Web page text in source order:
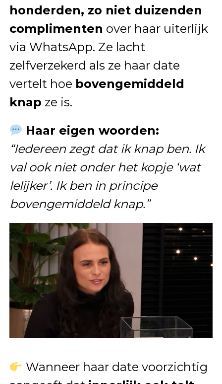
honderden, zo niet duizenden
complimenten over haar uiterlijk
via WhatsApp. Ze lacht
zelfverzekerd als ze haar date
vertelt hoe bovengemiddeld
knap ze is.
Haar eigen woorden:
“Iedereen zegt dat ik knap ben. Ik
val ook niet onder het kopje ‘wat
lelijker’. Ik ben in principe
bovengemiddeld knap.”
Wanneer haar date voorzichtig